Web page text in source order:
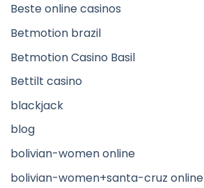
Beste online casinos
Betmotion brazil
Betmotion Casino Basil
Bettilt casino
blackjack
blog
bolivian-women online
bolivian-women+santa-cruz online